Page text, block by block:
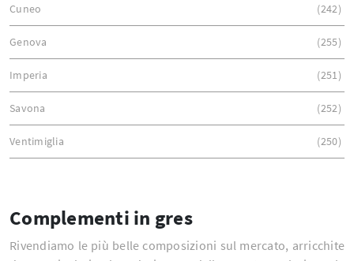
Cuneo 242
Genova 255
Imperia 251
Savona 252
Ventimiglia 250
Complementi in gres
Rivendiamo le più belle composizioni sul mercato, arricchite